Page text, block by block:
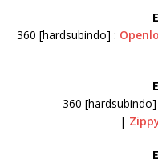
360 [hardsubindo] :
360 [hardsubindo]
|